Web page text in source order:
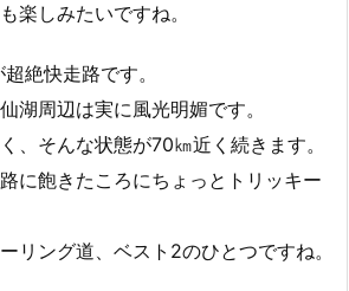
楽しみたいですね。
絶快走路です。
湖周辺は実に風光明媚です。
、そんな状態が70㎞近く続きます。
に飽きたころにちょっとトリッキー
リング道、ベスト2のひとつですね。